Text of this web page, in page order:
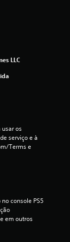
LLC
os
serviço e à
Terms e
console PS5
em outros